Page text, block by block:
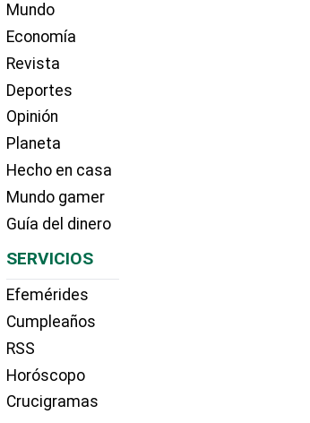
Mundo
Economía
Revista
Deportes
Opinión
Planeta
Hecho en casa
Mundo gamer
Guía del dinero
SERVICIOS
Efemérides
Cumpleaños
RSS
Horóscopo
Crucigramas